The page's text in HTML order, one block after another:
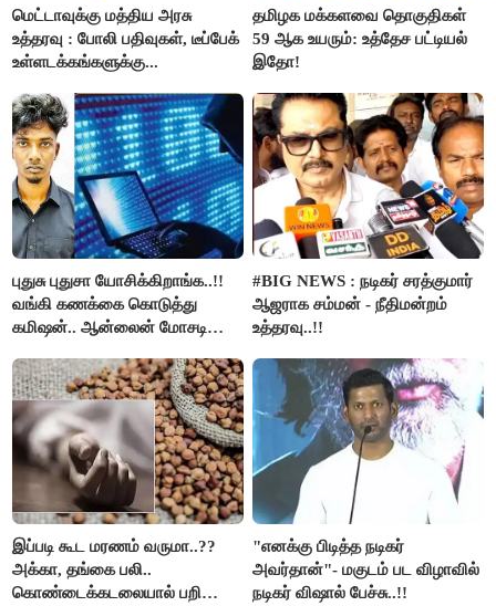
மெட்டாவுக்கு மத்திய அரசு
உத்தரவு : போலி பதிவுகள், டீப்பேக்
உள்ளடக்கங்களுக்கு...
தமிழக மக்களவை தொகுதிகள்
59 ஆக உயரும்: உத்தேச பட்டியல்
இதோ!
புதுசு புதுசா யோசிக்கிறாங்க..!!
வங்கி கணக்கை கொடுத்து
கமிஷன்.. ஆன்லைன் மோசடி
கைது..!!
#BIG NEWS : நடிகர் சரத்குமார்
ஆஜராக சம்மன் - நீதிமன்றம்
உத்தரவு..!!
இப்படி கூட மரணம் வருமா..??
அக்கா, தங்கை பலி..
கொண்டைக்கடலையால் பறிபோன
"எனக்கு பிடித்த நடிகர்
அவர்தான்"- மகுடம் பட விழாவில்
நடிகர் விஷால் பேச்சு..!!